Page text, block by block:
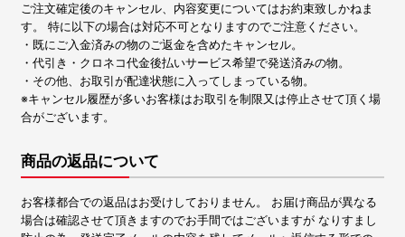
ご注文確定後のキャンセル、内容変更についてはお約束致しかねま
す。 特に以下の場合は対応不可となりますのでご注意ください。
・既にご入金済みの物のご返金を含めたキャンセル。
・代引き・クロネコ代金後払いサービス希望で発送済みの物。
・その他、お取引が配達状態に入ってしまっている物。
※キャンセル履歴が多いお客様はお取引を制限又は停止させて頂く場
合がございます。
商品の返品について
お客様都合での返品はお受けしておりません。 お届け商品が異なる
場合は確認させて頂きますのでお手間ではございますが なりすまし